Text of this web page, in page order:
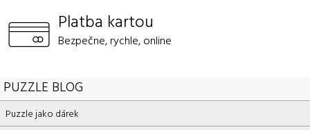
Platba kartou
Bezpečne, rychle, online
PUZZLE BLOG
Puzzle jako dárek